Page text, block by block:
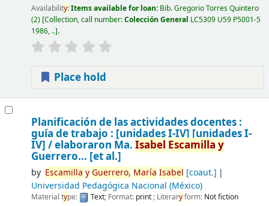
Availability:Items available for loan: Bib. Gregorio Torres Quintero
(2) Collection, call number:Colección General LC5309 U59 P5001-5
1986, .. .
Place hold
Planificación de las actividades docentes :
guía de trabajo : [unidades I-IV] [unidades I-
IV] /elaboraron Ma. Isabel Escamilla y
Guerrero... [et al.]
by Escamilla yGuerrero, María Isabel [coaut.]
Universidad Pedagógica Nacional (México)
Material type: Text; Format: print; Literaryform: Not fiction